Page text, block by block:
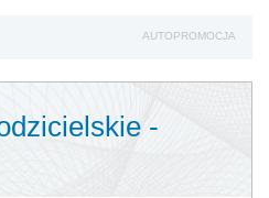
AUTOPROMOCJA
-